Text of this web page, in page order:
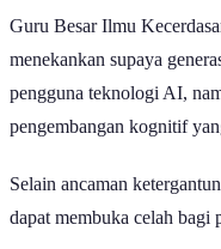
Guru Besar Ilmu
menekankan supaya
pengguna teknologi AI,
pengembangan kognitif
Selain ancaman
dapat membuka celah bagi